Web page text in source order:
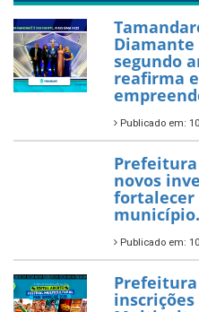
garante
para os
7 de
Política
—
Aplicação
habilitado
7 de
ÚLTIMAS NOTÍCIAS